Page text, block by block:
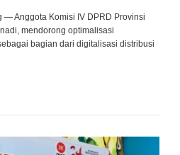
— Anggota Komisi IV DPRD Provinsi
mendorong optimalisasi
bagian dari digitalisasi distribusi